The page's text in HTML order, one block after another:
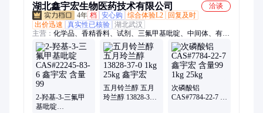
湖北鑫宇宏生物医药技术有限公司
洽谈
4年 档 安心购 综合体验L2
回复及时
出价迅速
真实性已核验 湖北武汉
主营： 化学品、香精香料、试剂、三氟甲基吡啶、中间体、有机
硅、橡胶树脂、催化剂、纳米材料
2-羟基-3-三氟甲
基吡啶
五月铃兰醇 五月
玲兰醇 13828-37-0
次磷酸铝
CAS#7784-22-7 鑫